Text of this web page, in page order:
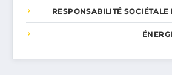
RESPONSABILITÉ SOCIÉTALE